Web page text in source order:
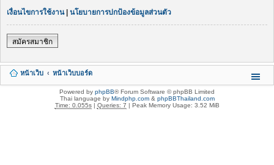
เงื่อนไขการใช้งาน| นโยบายการปกป้องข้อมูลส่วนตัว
สมัครสมาชิก
หน้าเว็บ หน้าเว็บบอร์ด
Powered by phpBB® Forum Software © phpBB Limited
Thai language by Mindphp.com& phpBBThailand.com
Time: 0.055s| Queries: 7 | Peak Memory Usage: 3.52 MiB